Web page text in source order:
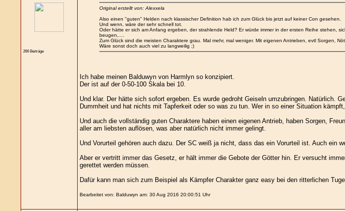
266 Beiträge
Original erstellt von: Alexxela
Also einen "guten" Helden nach klassischer Definition hab ich zum Glück bis jetzt auf keiner Con gesehen.
Und wenn, wäre der sehr schnell tot.
Oder hätte er sich am Anfang ergeben, der strahlende Held? Er würde immer in der ersten Reihe stehen,
beugen,....
Zum Glück sind die meisten Charaktere grau. Mal mehr, mal weniger. Mit eigenen Antrieben, evtl Sorgen,
Wäre sonst doch auch viel zu langweilig ;)
Ich habe meinen Balduwyn von Harmlyn so konzipiert.
Der ist auf der 0-50-100 Skala bei 10.
Und klar. Der hätte sich sofort ergeben. Es wurde gedroht Geiseln umzubringen. Natürlich.
Dummheit und hat nichts mit Tapferkeit oder so was zu tun. Wer in so einer Situation
Und auch die vollständig guten Charaktere haben einen eigenen Antrieb, haben Sorgen,
aller am liebsten auflösen, was aber natürlich nicht immer gelingt.
Und Vorurteil gehören auch dazu. Der SC weiß ja nicht, dass das ein Vorurteil ist. Auch ein
Aber er vertritt immer das Gesetz, er hält immer die Gebote der Götter hin. Er versucht
gerettet werden müssen.
Dafür kann man sich zum Beispiel als Kämpfer Charakter ganz easy bei den ritterlichen
Bearbeitet von: Balduwyn am: 30 Aug 2016 20:00:51 Uhr